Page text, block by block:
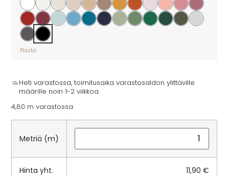
Poista
Heti varastossa, toimitusaika varastosaldon ylittäville
määrille noin 1-2 viikkoa.
4,80 m varastossa
Metriä (m)
Hinta yht. 11,90€